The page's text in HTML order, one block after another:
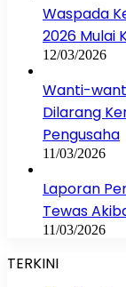
Waspada
2026 Mulai
12/03/2026
Wanti-
Dilarang
Pengusaha
11/03/2026
Laporan
Tewas
11/03/2026
TERKINI